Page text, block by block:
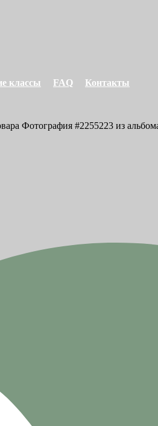
классы FAQ Контакты
Фотография #2255223 из